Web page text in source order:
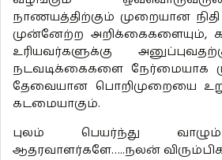
நாணயத்திற்கும் முறையான
முன்னேற்ற அறிக்கைகளையும்,
உரியவர்களுக்கு
நடவடிக்கைகளை நேர்மையாக
தேவையான பொறிமுறையை
கடமையாகும்.
புலம் பெயர்ந்து
ஆதரவாளர்களே…..நலன்